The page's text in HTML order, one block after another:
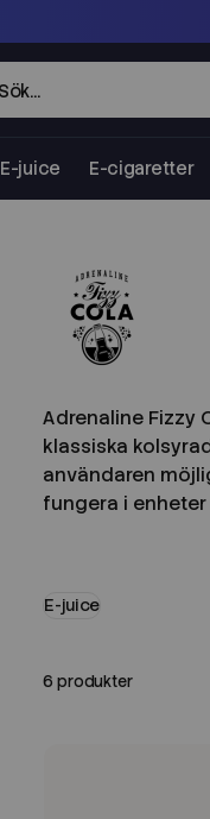
E-juice E-cigaretter
Adrenaline Fizzy
klassiska
användaren
fungera i
E-juice
6 produkter